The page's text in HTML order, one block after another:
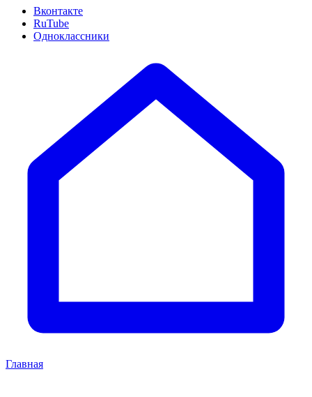
Вконтакте
RuTube
Одноклассники
Главная